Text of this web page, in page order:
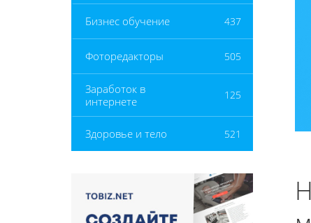
Бизнес обучение 437
Фоторедакторы 505
Заработок в
интернете
125
Здоровье и тело 521